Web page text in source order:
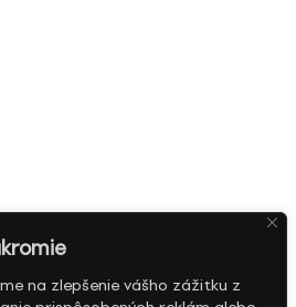
na zlepšenie vášho zážitku z